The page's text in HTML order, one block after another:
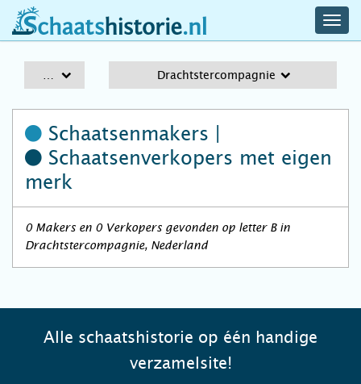
schaatshistorie.nl
Drachtstercompagnie
Schaatsenmakers |
Schaatsenverkopers met eigen
merk
0 Makers en 0 Verkopers gevonden op letter B in
Drachtstercompagnie, Nederland
Alle schaatshistorie op één handige
verzamelsite!